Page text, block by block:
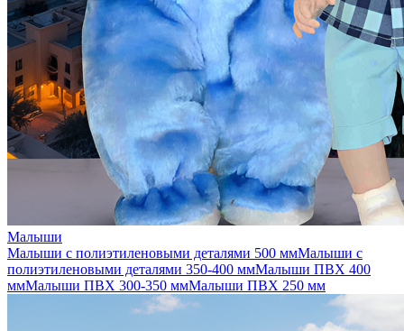
Малыши
Малыши с полиэтиленовыми деталями 500 ммМалыши с
полиэтиленовыми деталями 350-400 ммМалыши ПВХ 400
ммМалыши ПВХ 300-350 ммМалыши ПВХ 250 мм